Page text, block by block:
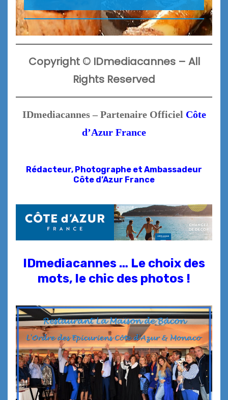
Copyright © IDmediacannes – All
Rights Reserved
IDmediacannes – Partenaire Officiel Côte
d’Azur France
Rédacteur, Photographe et Ambassadeur
Côte d’Azur France
IDmediacannes … Le choix des
mots, le chic des photos !